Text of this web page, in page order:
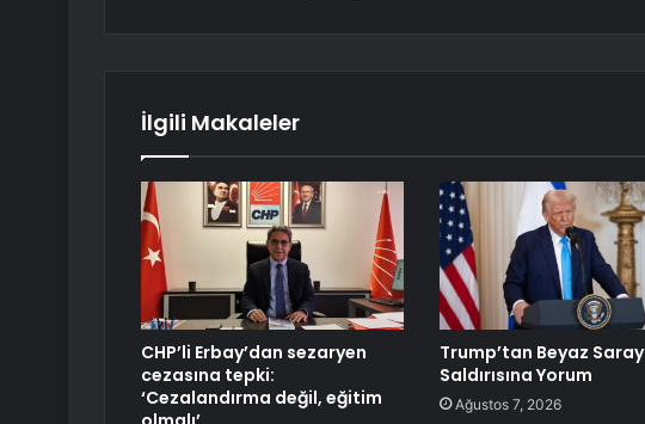
İlgili Makaleler
CHP’li Erbay’dan sezaryen
cezasına tepki:
‘Cezalandırma değil, eğitim
Trump’tan Beyaz Saray
Saldırısına Yorum
Ağustos 7, 2026